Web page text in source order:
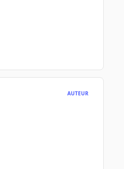
AUTEUR